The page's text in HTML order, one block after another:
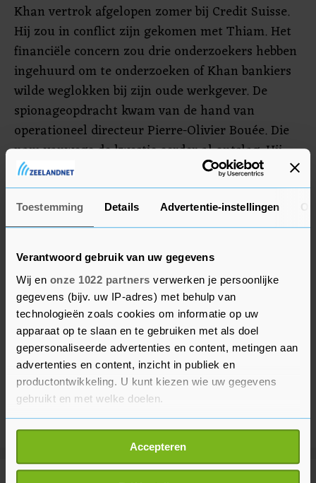
Toestemming Details Advertentie-instellingen
Verantwoord gebruik van uw gegevens
Wij en onze 1022 partners verwerken je persoonlijke
gegevens (bijv. uw IP-adres) met behulp van
technologieën zoals cookies om informatie op uw
apparaat op te slaan en te gebruiken met als doel
gepersonaliseerde advertenties en content, metingen aan
advertenties en content, inzicht in publiek en
productontwikkeling. U kunt kiezen wie uw gegevens
gebruikt en met welke doelen.
Als u het toestaat, willen we ook graag:
Informatie verzamelen over uw geografische
locatie, die tot een paar meter nauwkeurig kan zijn
Accepteren
Khan vertrok afgelopen zomer bij Credit Suisse.
Hij zou in conflict zijn gekomen met Thiam. Het
financiële concern zou drie onderzoekers hebben
ingehuurd om te onderzoeken of Khan bankiers
wilde weglokken bij zijn oude werkgever. De
spionageopdracht kwam van de hand van
operationeel directeur Pierre-Olivier Bouée. Die
nam vanwege de kwestie eerder al ontslag. Hij
zou op eigen houtje hebben gehandeld.